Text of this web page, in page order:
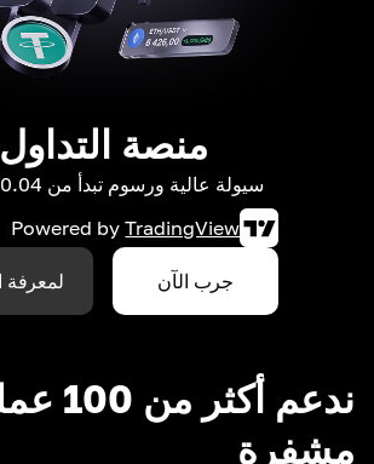
منصة التداول
سيولة عالية ورسوم تبدأ من 0.04% فقط
Powered by TradingView
جرب الآن لمعرفة
ندعم أكثر
مشفرة